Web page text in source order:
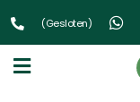
(Gesloten)